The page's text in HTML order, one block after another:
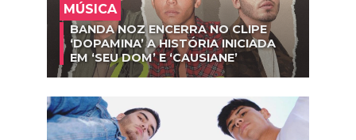
MÚSICA
BANDA NOZ ENCERRA NO CLIPE
‘DOPAMINA’ A HISTÓRIA INICIADA
EM ‘SEU DOM’ E ‘CAUSIANE’